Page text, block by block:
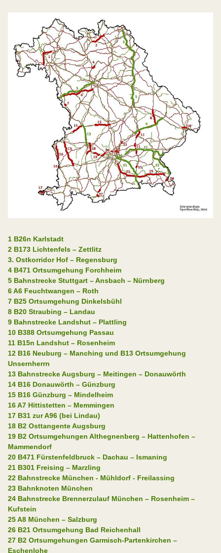
1 B26n Karlstadt
2 B173 Lichtenfels – Zettlitz
3. Ostkorridor Hof – Regensburg
4 B471 Ortsumgehung Forchheim
5 Bahnstrecke Stuttgart – Ansbach – Nürnberg
6 A6 Feuchtwangen – Roth
7 B25 Ortsumgehung Dinkelsbühl
8 B20 Straubing – Landau
9 Bahnstrecke Landshut – Plattling
10 B388 Ortsumgehung Passau
11 B15n Landshut – Rosenheim
12 B16 Neuburg – Manching und B13 Ortsumgehung
Unsernherrn
13 Bahnstrecke Augsburg – Meitingen – Donauwörth
14 B16 Donauwörth – Günzburg
15 B16 Günzburg – Mindelheim
16 A7 Hittistetten – Memmingen
17 B31 zur A96 (bei Lindau)
18 B2 Osttangente Augsburg
19 B2 Ortsumgehungen Althegnenberg – Hattenhofen –
Mammendorf
20 B471 Fürstenfeldbruck – Dachau – Ismaning
21 B301 Freising – Marzling
22 Bahnstrecke München - Mühldorf - Freilassing
23 Bahnknoten München
24 Bahnstrecke Brennerzulauf München – Rosenheim –
Kufstein
25 A8 München – Salzburg
26 B21 Ortsumgehung Bad Reichenhall
27 B2 Ortsumgehungen Garmisch-Partenkirchen –
Eschenlohe